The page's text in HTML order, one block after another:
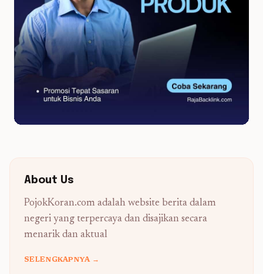
About Us
PojokKoran.com adalah website berita dalam
negeri yang terpercaya dan disajikan secara
menarik dan aktual
SELENGKAPNYA →